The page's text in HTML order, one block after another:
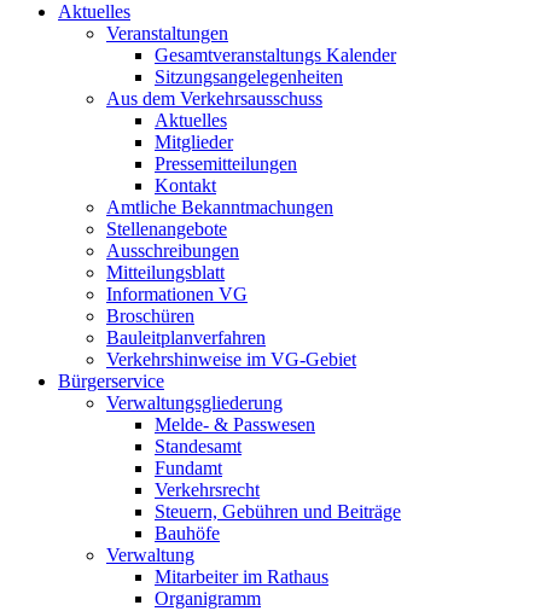
Aktuelles
Veranstaltungen
Gesamtveranstaltungs Kalender
Sitzungsangelegenheiten
Aus dem Verkehrsausschuss
Aktuelles
Mitglieder
Pressemitteilungen
Kontakt
Amtliche Bekanntmachungen
Stellenangebote
Ausschreibungen
Mitteilungsblatt
Informationen VG
Broschüren
Bauleitplanverfahren
Verkehrshinweise im VG-Gebiet
Bürgerservice
Verwaltungsgliederung
Melde- & Passwesen
Standesamt
Fundamt
Verkehrsrecht
Steuern, Gebühren und Beiträge
Bauhöfe
Verwaltung
Mitarbeiter im Rathaus
Organigramm